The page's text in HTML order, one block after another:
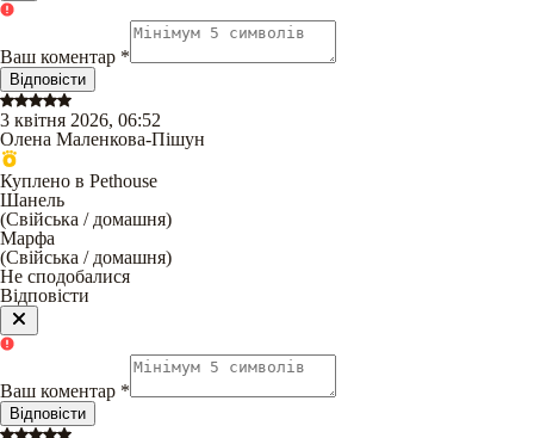
Ваш коментар *
Відповісти
3 квітня 2026, 06:52
Олена Маленкова-Пiшун
Куплено в Pethouse
Шанель
(Свійська / домашня)
Марфа
(Свійська / домашня)
Не сподобалися
Відповісти
Ваш коментар *
Відповісти